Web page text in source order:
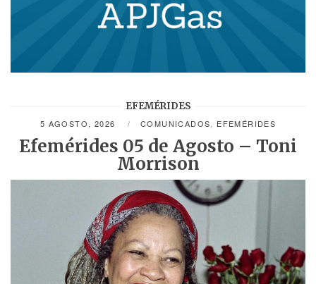
EFEMÉRIDES
5 AGOSTO, 2026 COMUNICADOS EFEMÉRIDES
Efemérides 05 de Agosto – Toni
Morrison